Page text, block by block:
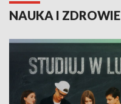
NAUKA I ZDROWIE